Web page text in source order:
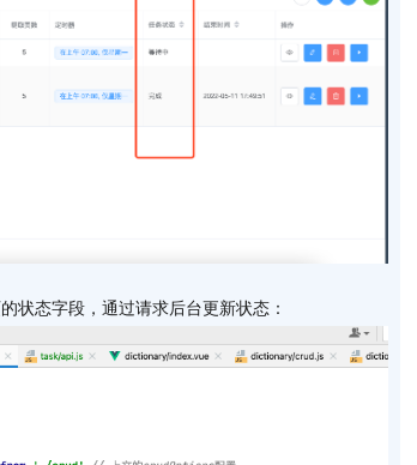
状态字段，通过请求后台更新状态：